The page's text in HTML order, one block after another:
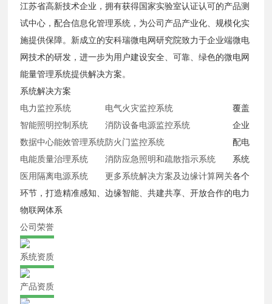
江苏省高新技术企业，拥有获得国家实验室认证认可的产品测
试中心，配合信息化管理系统，为公司产品产业化、规模化实
施提供保障。新成立的安科瑞微电网研究院致力于企业端微电
网技术的研发，进一步为用户建设安全、可靠、绿色的微电网
能量管理系统提供解决方案。
系统解决方案
电力监控系统
智能照明控制系统
数据中心能效管理系统
电能质量治理系统
医用隔离电源系统
电气火灾监控系统
消防设备电源监控系统
防火门监控系统
消防应急照明和疏散指示系统
更多系统解决方案及边缘计算网关
覆盖
企业
配电
系统
各个
环节，打造精准感知、边缘智能、共建共享、开放合作的电力
物联网体系
公司荣誉
系统资质
产品资质